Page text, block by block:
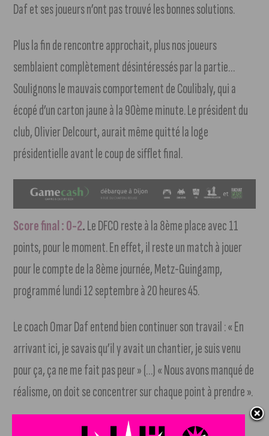
Daf et ses joueurs n’ont pas trouvé les bonnes solutions.
Plus la fin de rencontre approchait, plus nos joueurs
semblaient complètement désintéressés par la partie…
Soulignons le mauvais comportement de Coulibaly, qui a
écopé d’un carton jaune à la 90ème minute. Le président du
club, Olivier Delcourt, aurait même quitté la loge
présidentielle avant le coup de sifflet final.
Score final : 0-2.Le DFCO reste à la 8ème place avec 11
points, pour le moment. En effet, il reste un match à jouer
pour le compte de la 8ème journée, Metz-Guingamp,
programmé lundi 12 septembre à 20 heures 45.
Le coach Omar Daf entend bien continuer son travail : « En
arrivant ici, je savais qu’il y avait un chantier, je suis venu
pour ça, ça ne me fait pas peur » (…) « Nous avons manqué de
réalisme, on doit se concentrer sur chaque point à prendre ».
Le prochain match se jouera sur le pelouse de